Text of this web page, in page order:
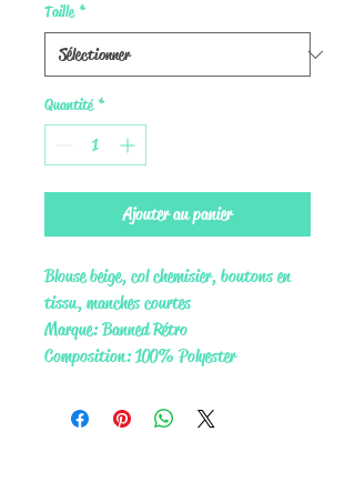
Taille *
Quantité *
Ajouter au panier
Blouse beige, col chemisier, boutons en
tissu, manches courtes
Marque: Banned Rétro
Composition: 100% Polyester